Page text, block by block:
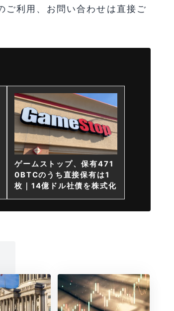
ご利用、お問い合わせは直接ご
ゲームストップ、保有471
0BTCのうち直接保有は1
枚｜14億ドル社債を株式化